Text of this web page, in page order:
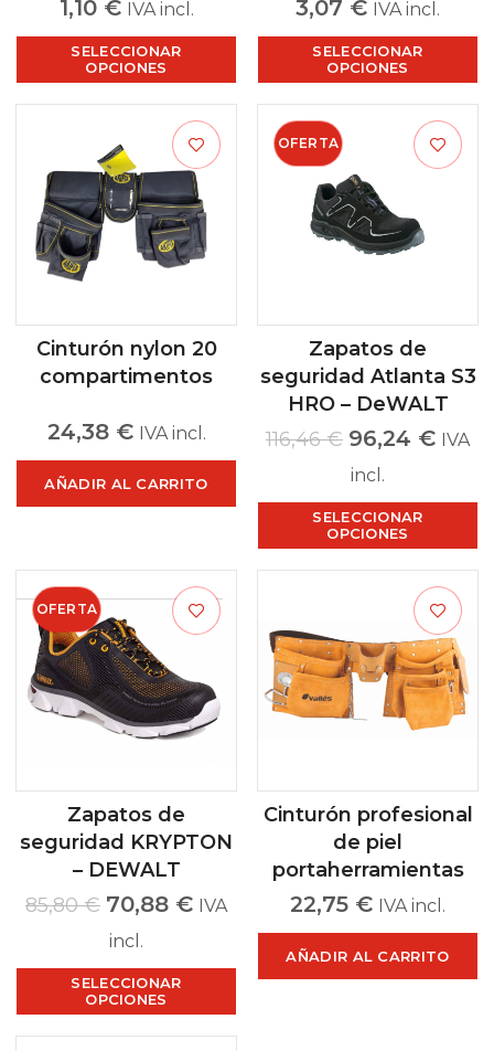
1,10 € IVA incl.
SELECCIONAR
OPCIONES
3,07 € IVA incl.
SELECCIONAR
OPCIONES
Cinturón nylon 20
compartimentos
24,38 € IVA incl.
AÑADIR AL CARRITO
OFERTA
Zapatos de
seguridad Atlanta S3
HRO – DeWALT
116,46€ 96,24 € IVA
incl.
SELECCIONAR
OPCIONES
OFERTA
Zapatos de
seguridad KRYPTON
– DEWALT
85,80€ 70,88 € IVA
incl.
SELECCIONAR
OPCIONES
Cinturón profesional
de piel
portaherramientas
22,75 € IVA incl.
AÑADIR AL CARRITO